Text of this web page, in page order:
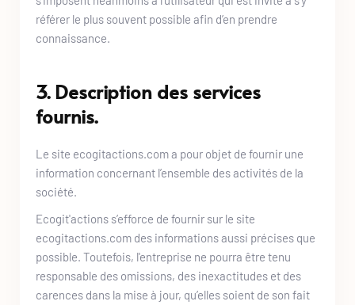
référer le plus souvent possible afin d’en prendre
connaissance.
3. Description des services
fournis.
Le site ecogitactions.com a pour objet de fournir une
information concernant l’ensemble des activités de la
société.
Ecogit'actions
ecogitactions.com des informations aussi précises que
possible. Toutefois, l'entreprise ne pourra être tenu
responsable des omissions, des inexactitudes et des
carences dans la mise à jour, qu’elles soient de son fait